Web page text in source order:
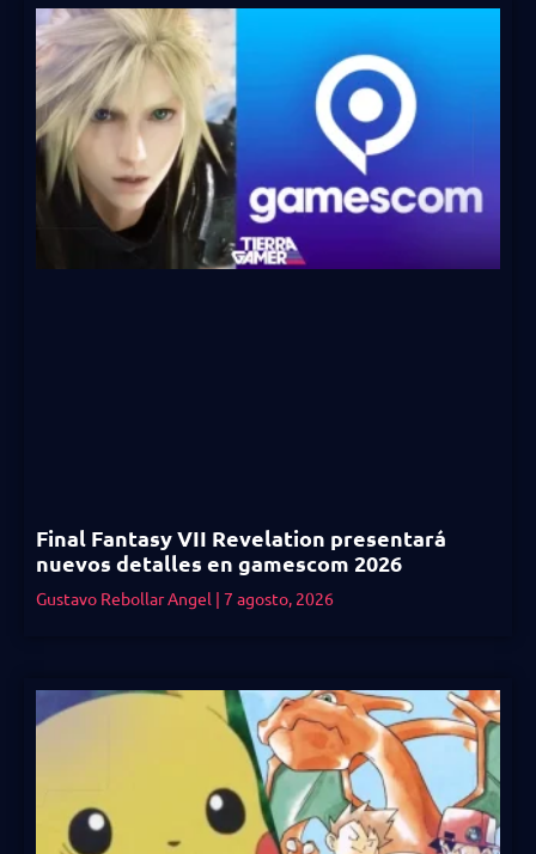
Final Fantasy VII Revelation presentará
nuevos detalles en gamescom 2026
Gustavo Rebollar Angel 7 agosto, 2026